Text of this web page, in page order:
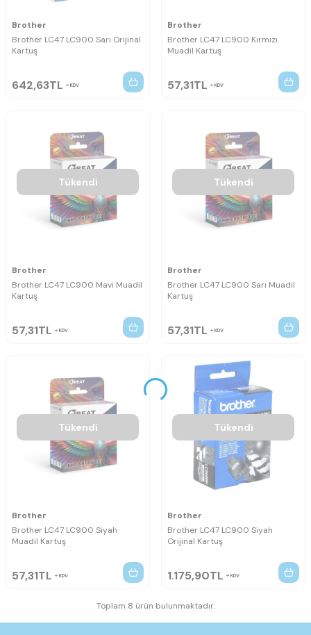
Brother
Brother LC47 LC900 Sarı Orijinal
Kartuş
642,63TL KDV
Brother
Brother LC47 LC900 Kırmızı
Muadil Kartuş
57,31TL KDV
Tükendi
Brother
Brother LC47 LC900 Mavi Muadil
Kartuş
57,31TL KDV
Tükendi
Brother
Brother LC47 LC900 Sarı Muadil
Kartuş
57,31TL KDV
Tükendi
Brother
Brother LC47 LC900 Siyah
Muadil Kartuş
57,31TL KDV
Tükendi
Brother
Brother LC47 LC900 Siyah
Orijinal Kartuş
1.175,90TL KDV
Toplam 8 ürün bulunmaktadır.